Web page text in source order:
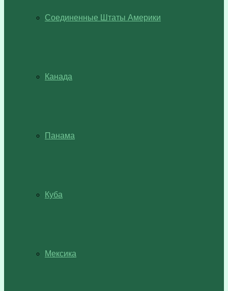
Соединенные Штаты Америки
Канада
Панама
Куба
Мексика